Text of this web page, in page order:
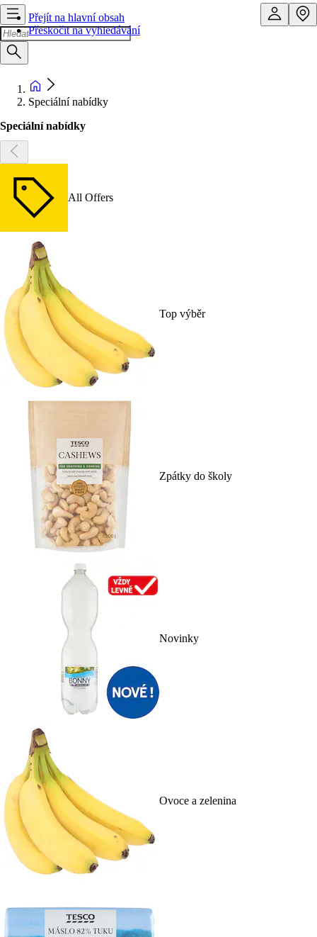
Přejít na hlavní obsah
Přeskočit na vyhledávání
Speciální nabídky
Speciální nabídky
All Offers
Top výběr
Zpátky do školy
Novinky
Ovoce a zelenina